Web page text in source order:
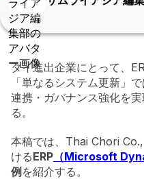
タイ進出企業にとって、
「単なるシステム更新」
連携・ガバナンス強化を
る。
本稿では、Thai Chori
けるERP （Microsoft
例 を紹介する。